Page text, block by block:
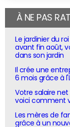
À NE PAS
Le jardinier du
avant fin août,
dans son jardin
Il crée une
6 mois grâce à
Votre salaire
voici comment
Les mères de
grâce à un